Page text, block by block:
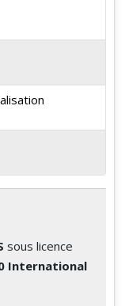
sous licence
International